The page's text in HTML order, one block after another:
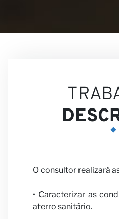
O consultor realizará
• Caracterizar as
aterro sanitário.